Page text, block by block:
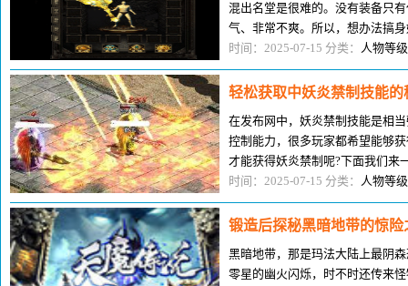
混出名堂是很难的。没有装备只
气、非常不爽。所以，想办法搞
过，大家是否有清晰明朗的装备成
时间：2025-07-15 分类： 人物等级
轻松获取中妖炎禁制技能的
在发布网中，妖炎禁制技能是相
控制能力，很多玩家都希望能够
才能获得妖炎禁制呢?下面我们来
先，妖炎禁制技能是由BOSS爆出
时间：2025-07-15 分类： 人物等级
锻造后探秘黑暗地带的惊险
黑暗地带，那是玛法大陆上最阴
零星的幽火闪烁，时不时还传来